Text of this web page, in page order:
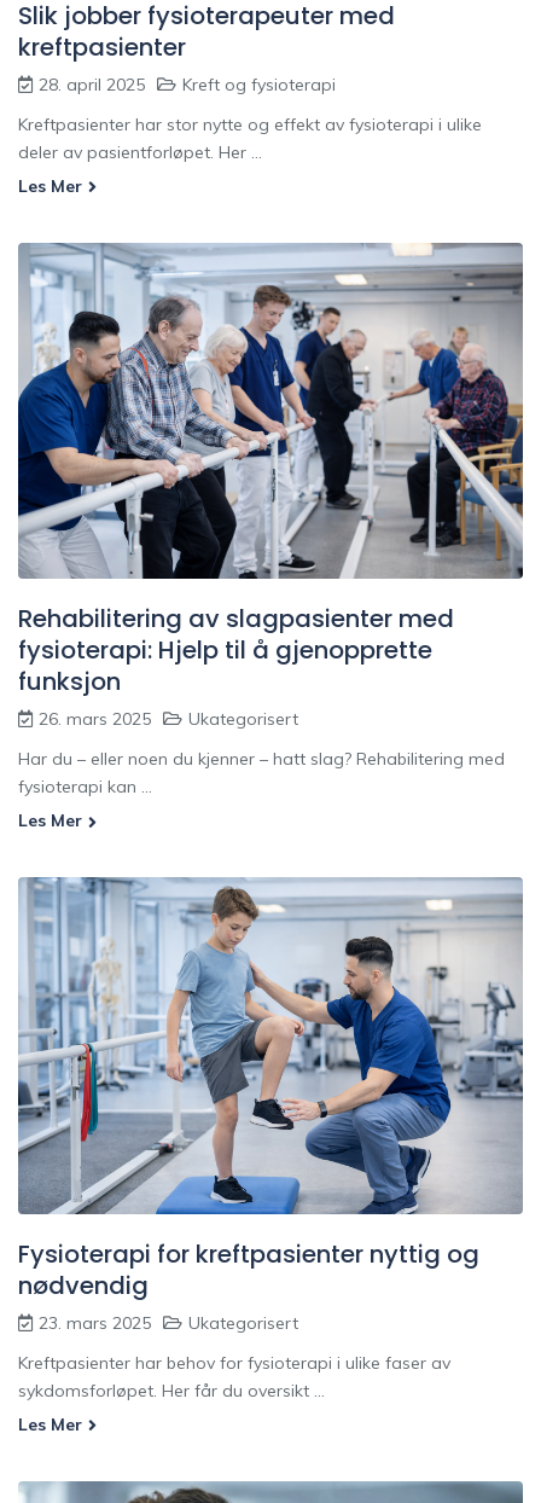
Slik jobber fysioterapeuter med
kreftpasienter
28. april 2025
Kreft og fysioterapi
Kreftpasienter har stor nytte og effekt av fysioterapi i ulike
deler av pasientforløpet. Her ...
Les Mer
Rehabilitering av slagpasienter med
fysioterapi: Hjelp til å gjenopprette
funksjon
26. mars 2025
Ukategorisert
Har du – eller noen du kjenner – hatt slag? Rehabilitering med
fysioterapi kan ...
Les Mer
Fysioterapi for kreftpasienter nyttig og
nødvendig
23. mars 2025
Ukategorisert
Kreftpasienter har behov for fysioterapi i ulike faser av
sykdomsforløpet. Her får du oversikt ...
Les Mer